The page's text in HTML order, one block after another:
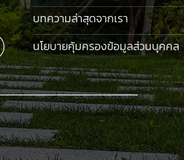
บทความล่าสุดจากเรา
นโยบายคุ้มครองข้อมูลส่วนบุคคล